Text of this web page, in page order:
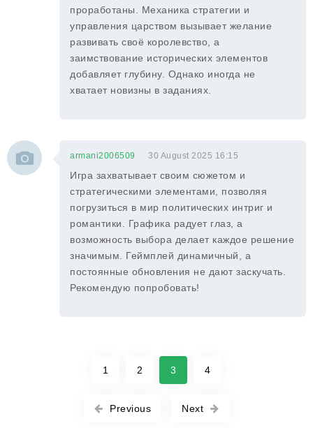
проработаны. Механика стратегии и
управления царством вызывает желание
развивать своё королевство, а
заимствование исторических элементов
добавляет глубину. Однако иногда не
хватает новизны в заданиях.
armani2006509 30 August 2025 16:15
Игра захватывает своим сюжетом и
стратегическими элементами, позволяя
погрузиться в мир политических интриг и
романтики. Графика радует глаз, а
возможность выбора делает каждое решение
значимым. Геймплей динамичный, а
постоянные обновления не дают заскучать.
Рекомендую попробовать!
Previous
1 2 3 4
Next